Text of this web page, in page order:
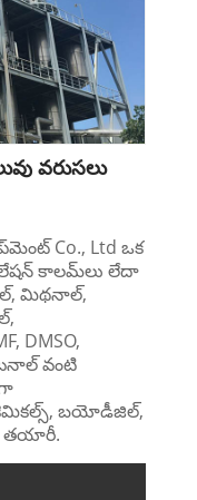
వరుసలు
Co., Ltd ఒక
కాలమ్‌లు లేదా
మిథనాల్,
DMSO,
వంటి
బయోడీజిల్,
తయారీ.